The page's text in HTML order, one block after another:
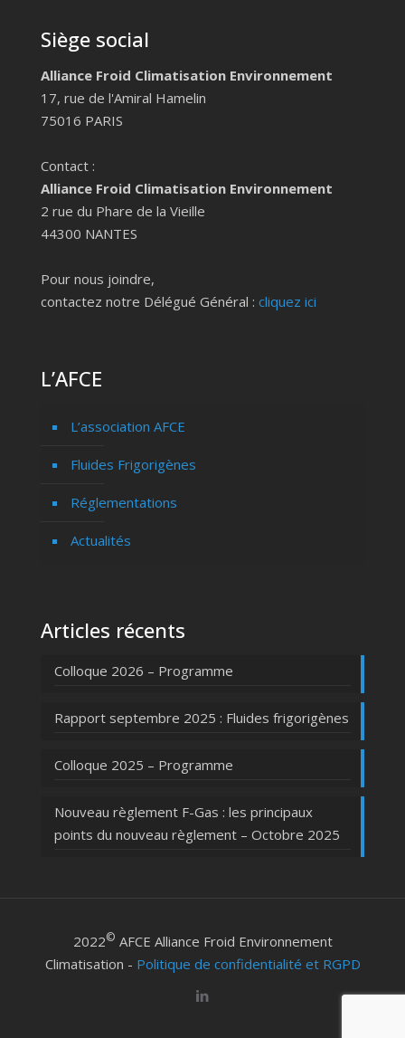
Siège social
Alliance Froid Climatisation Environnement
17, rue de l'Amiral Hamelin
75016 PARIS
Contact :
Alliance Froid Climatisation Environnement
2 rue du Phare de la Vieille
44300 NANTES
Pour nous joindre,
contactez notre Délégué Général : cliquez ici
L’AFCE
L’association AFCE
Fluides Frigorigènes
Réglementations
Actualités
Articles récents
Colloque 2026 – Programme
Rapport septembre 2025 : Fluides frigorigènes
Colloque 2025 – Programme
Nouveau règlement F-Gas : les principaux
points du nouveau règlement – Octobre 2025
2022© AFCE Alliance Froid Environnement
Climatisation - Politique de confidentialité et RGPD